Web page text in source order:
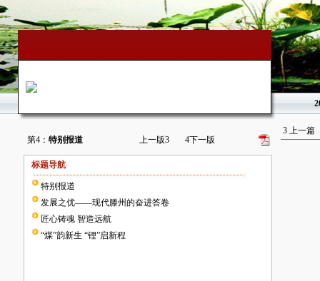
第4： 特别报道 上一版3 4下一版
标题导航
特别报道
发展之优——现代滕州的奋进答卷
匠心铸魂 智造远航
“煤”韵新生 “锂”启新程
3 上一篇